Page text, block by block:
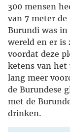
300 mensen
van 7 meter
Burundi was
wereld en er is
voordat deze
ketens van
lang meer
de Burundese
met de
drinken.